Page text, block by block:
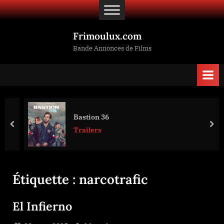
Skip
to
Frimoulux.com
Bande Annonces de Films
Bastion 36
Trailers
prev
Étiquette : narcotrafic
El Infierno